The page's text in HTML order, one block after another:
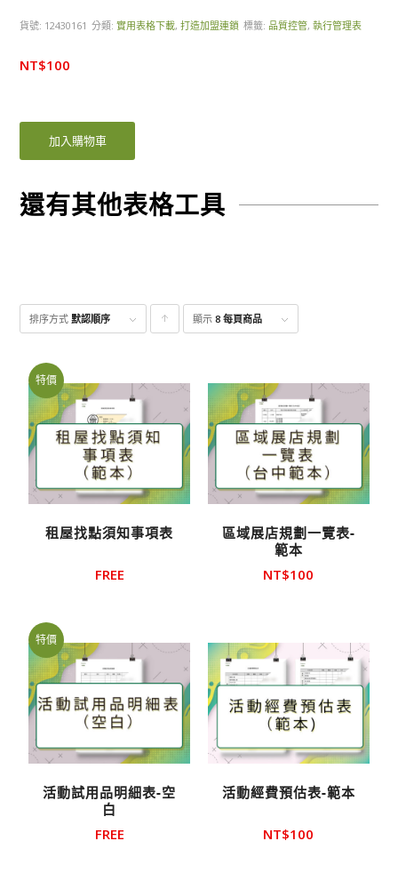
貨號: 12430161 分類:實用表格下載,打造加盟連鎖 標籤: 品質控管,執行管理表
NT$100
加入購物車
還有其他表格工具
排序方式默認順序 點
品
顯示8 每頁商品
租屋找點須知事項表
FREE
特價
區域展店規劃一覽表-
範本
NT$100
活動試用品明細表-空
白
FREE
特價
活動經費預估表-範本
NT$100